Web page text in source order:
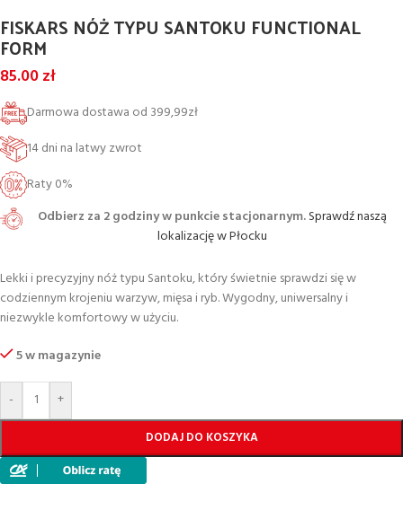
FISKARS NÓŻ TYPU SANTOKU FUNCTIONAL
FORM
85.00zł
Darmowa dostawa od 399,99zł
14 dni na latwy zwrot
Raty 0%
Odbierz za 2 godziny w punkcie stacjonarnym.Sprawdź naszą
lokalizację w Płocku
Lekki i precyzyjny nóż typu Santoku, który świetnie sprawdzi się w
codziennym krojeniu warzyw, mięsa i ryb. Wygodny, uniwersalny i
niezwykle komfortowy w użyciu.
5 w magazynie
- +
DODAJ DO KOSZYKA